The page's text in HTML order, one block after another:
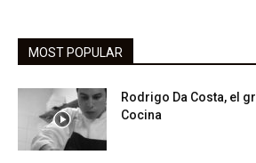
MOST POPULAR
Rodrigo Da Costa, el
Cocina